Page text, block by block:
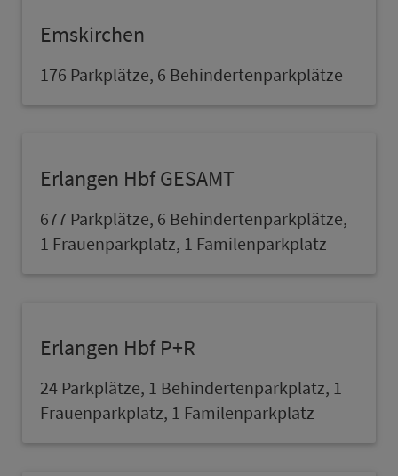
Emskirchen
176 Parkplätze, 6 Behindertenparkplätze
Erlangen Hbf GESAMT
677 Parkplätze, 6 Behindertenparkplätze,
1 Frauenpark­platz, 1 Familenpark­platz
Erlangen Hbf P+R
24 Parkplätze, 1 Behindertenpark­platz, 1
Frauenpark­platz, 1 Familenpark­platz